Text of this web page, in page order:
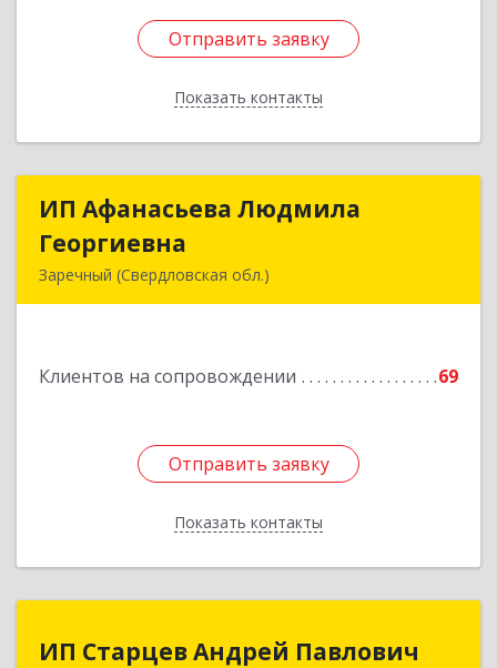
Отправить заявку
Показать контакты
Отправить заявку
Назад
ИП Афанасьева Людмила
Георгиевна
Заречный (Свердловская обл.)
Клиентов на сопровождении 69
Отправить заявку
Показать контакты
ИП Афанасьева Людмила
Подробнее
Отправить заявку
Назад
ИП Старцев Андрей Павлович
ИП Старцев Андрей Павлович